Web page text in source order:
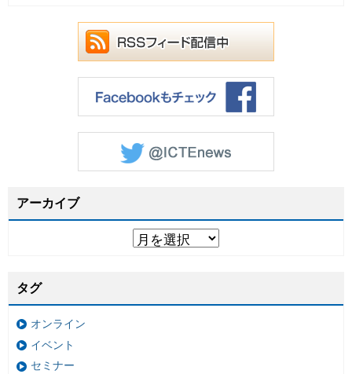
アーカイブ
タグ
オンライン
イベント
セミナー